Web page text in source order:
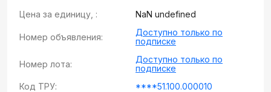
Цена за единицу, : NaN undefined
Номер объявления:
Доступно только по
подписке
Номер лота:
Доступно только по
подписке
Код ТРУ:
****51.100.000010